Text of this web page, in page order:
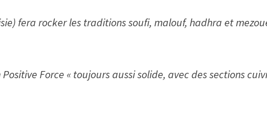
fera rocker les traditions soufi, malouf, hadhra et
Force « toujours aussi solide, avec des sections